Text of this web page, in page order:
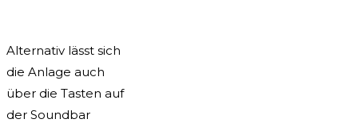
Alternativ lässt sich
die Anlage auch
über die Tasten auf
der Soundbar